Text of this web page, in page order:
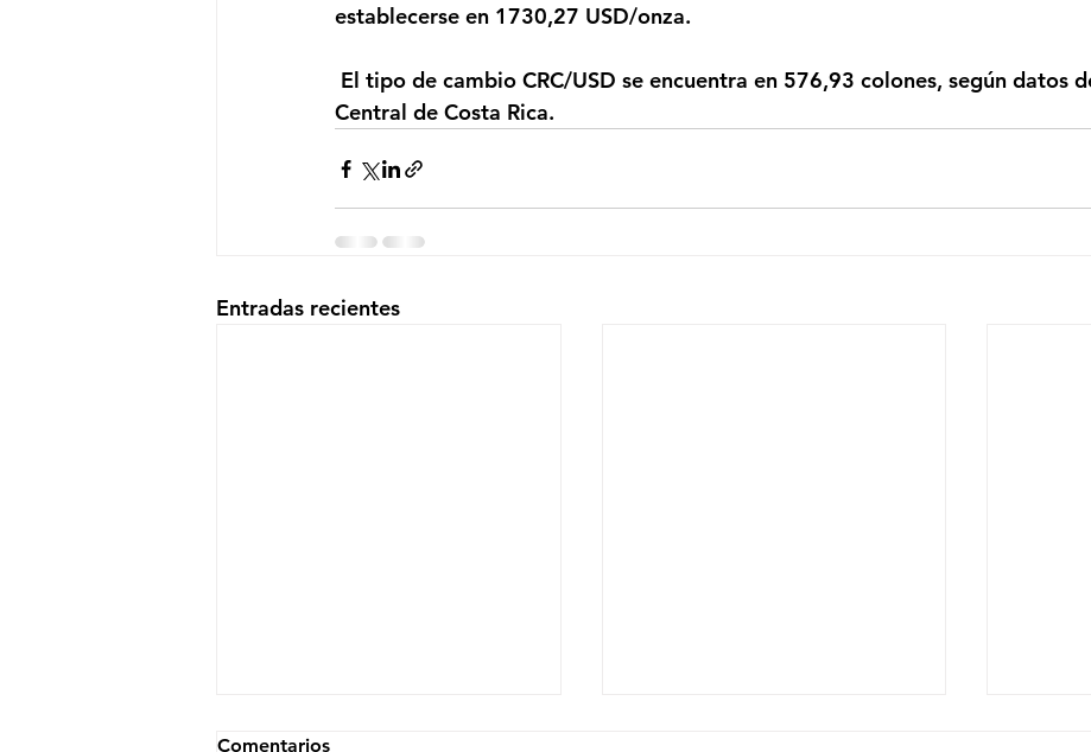
establecerse en 1730,27 USD/onza.
Central de Costa Rica.
Entradas recientes
Comentarios